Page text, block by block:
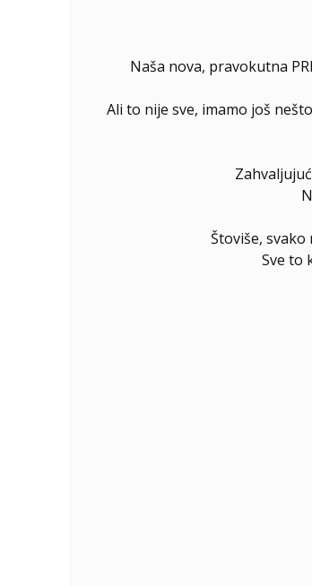
Naša nova, pravokutna
Ali to nije sve, imamo još
Štoviše,
Sve to